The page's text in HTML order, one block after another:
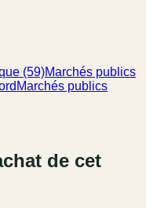
(59)Marchés publics
Marchés publics
de cet